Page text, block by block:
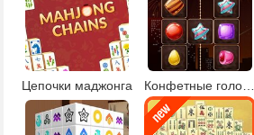
Цепочки маджонга Конфетные головоломки